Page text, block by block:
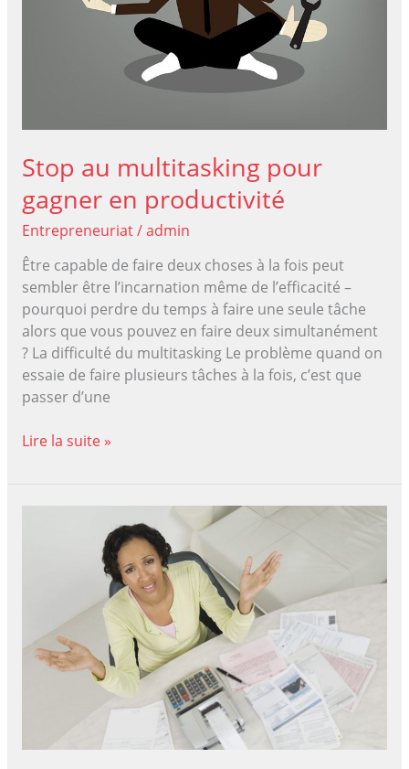
Stop au multitasking pour
gagner en productivité
Entrepreneuriat/admin
Être capable de faire deux choses à la fois peut
sembler être l’incarnation même de l’efficacité –
pourquoi perdre du temps à faire une seule tâche
alors que vous pouvez en faire deux simultanément
? La difficulté du multitasking Le problème quand on
essaie de faire plusieurs tâches à la fois, c’est que
passer d’une
Stop
pour
productivité
Lire la suite »